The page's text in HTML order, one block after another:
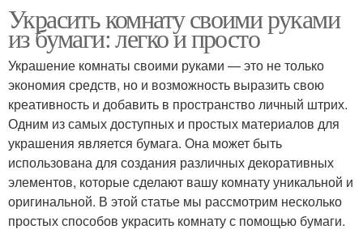
Украсить комнату своими руками
из бумаги: легко и просто
Украшение комнаты своими руками — это не только
экономия средств, но и возможность выразить свою
креативность и добавить в пространство личный штрих.
Одним из самых доступных и простых материалов для
украшения является бумага. Она может быть
использована для создания различных декоративных
элементов, которые сделают вашу комнату уникальной и
оригинальной. В этой статье мы рассмотрим несколько
простых способов украсить комнату с помощью бумаги.